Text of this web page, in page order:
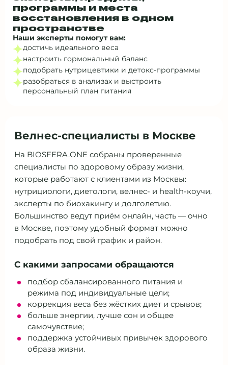
программы и места
восстановления в одном
пространстве
Наши эксперты помогут вам:
достичь идеального веса
настроить гормональный баланс
подобрать нутрицевтики и детокс‑программы
разобраться в анализах и выстроить
персональный план питания
Велнес-специалисты в Москве
На BIOSFERA.ONE собраны проверенные
специалисты по здоровому образу жизни,
которые работают с клиентами из Москвы:
нутрициологи, диетологи, велнес- и health-коучи,
эксперты по биохакингу и долголетию.
Большинство ведут приём онлайн, часть — очно
в Москве, поэтому удобный формат можно
подобрать под свой график и район.
С какими запросами обращаются
подбор сбалансированного питания и
режима под индивидуальные цели;
коррекция веса без жёстких диет и срывов;
больше энергии, лучше сон и общее
самочувствие;
поддержка устойчивых привычек здорового
образа жизни.